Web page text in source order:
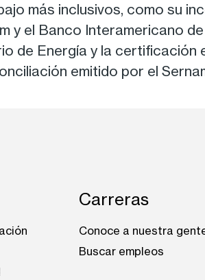
más inclusivos, como su
y el Banco Interamericano
de Energía y la certificación
emitido por el
Carreras
Conoce a nuestra
Buscar empleos